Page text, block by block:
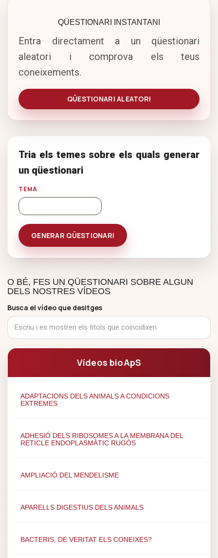
QÜESTIONARI INSTANTANI
Entra directament a un qüestionari
aleatori i comprova els teus
coneixements.
Tria els temes sobre els quals generar
un qüestionari
TEMA
O BÉ, FES UN QÜESTIONARI SOBRE ALGUN
DELS NOSTRES VÍDEOS
Busca el vídeo que desitges
Vídeos bioApS
ADAPTACIONS DELS ANIMALS A CONDICIONS
EXTREMES
ADHESIÓ DELS RIBOSOMES A LA MEMBRANA DEL
RETICLE ENDOPLASMÀTIC RUGÓS
AMPLIACIÓ DEL MENDELISME
APARELLS DIGESTIUS DELS ANIMALS
BACTERIS, DE VERITAT ELS CONEIXES?